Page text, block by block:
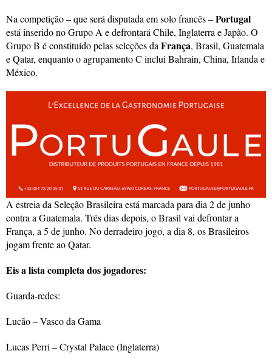
Na competição – que será disputada em solo francês –Portugal
está inserido no Grupo A e defrontará Chile, Inglaterra e Japão. O
Grupo B é constituído pelas seleções da França, Brasil, Guatemala
e Qatar, enquanto o agrupamento C inclui Bahrain, China, Irlanda e
México.
A estreia da Seleção Brasileira está marcada para dia 2 de junho
contra a Guatemala. Três dias depois, o Brasil vai defrontar a
França, a 5 de junho. No derradeiro jogo, a dia 8, os Brasileiros
jogam frente ao Qatar.
Eis a lista completa dos jogadores:
Guarda-redes:
Lucão – Vasco da Gama
Lucas Perri – Crystal Palace (Inglaterra)